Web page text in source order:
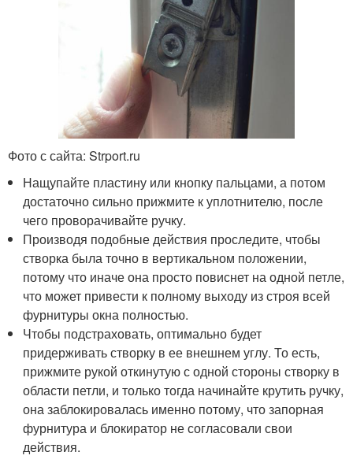
Фото с сайта: Strport.ru
Нащупайте пластину или кнопку пальцами, а потом
достаточно сильно прижмите к уплотнителю, после
чего проворачивайте ручку.
Производя подобные действия проследите, чтобы
створка была точно в вертикальном положении,
потому что иначе она просто повиснет на одной петле,
что может привести к полному выходу из строя всей
фурнитуры окна полностью.
Чтобы подстраховать, оптимально будет
придерживать створку в ее внешнем углу. То есть,
прижмите рукой откинутую с одной стороны створку в
области петли, и только тогда начинайте крутить ручку,
она заблокировалась именно потому, что запорная
фурнитура и блокиратор не согласовали свои
действия.